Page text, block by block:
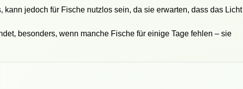
jedoch für Fische nutzlos sein, da sie erwarten, dass das Licht
besonders, wenn manche Fische für einige Tage fehlen – sie